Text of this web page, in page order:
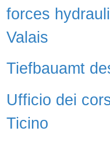
forces
Valais
Tiefbauamt
Ufficio dei
Ticino